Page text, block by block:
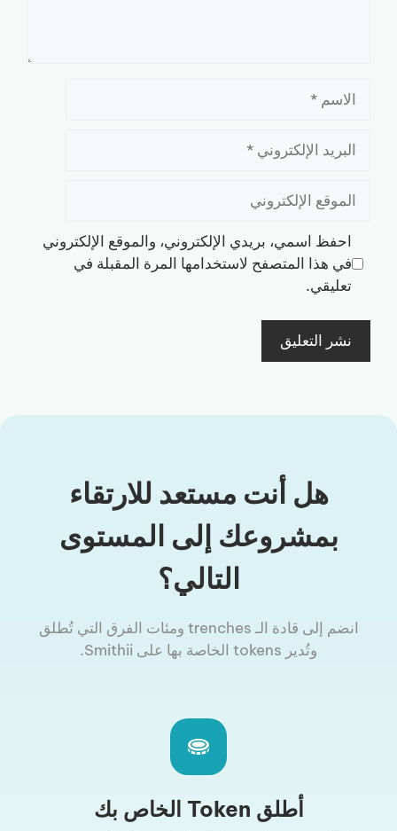
الاسم
البريد
الإلكتروني
الموقع
الإلكتروني
احفظ اسمي، بريدي الإلكتروني، والموقع الإلكتروني
في هذا المتصفح لاستخدامها المرة المقبلة في
تعليقي.
هل أنت مستعد للارتقاء
بمشروعك إلى المستوى
التالي؟
انضم إلى قادة الـ trenches ومئات الفرق التي تُطلق
وتُدير tokens الخاصة بها على Smithii.
أطلق Token الخاص بك